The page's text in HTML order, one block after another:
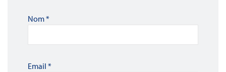
Nom*
Email *